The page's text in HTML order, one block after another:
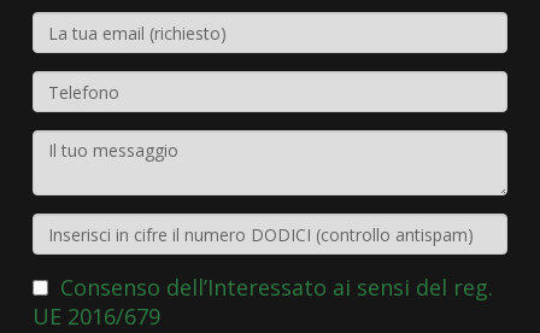
Consenso dell’Interessato ai sensi del reg.
UE 2016/679